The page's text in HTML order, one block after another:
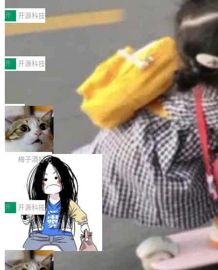
MPComm将作为一种传输引擎接入Mooncake T
ENT，实现零拷贝传输性能提升30%、非零拷贝
传输性能最高提升5倍。UCL-MPComm底层基
于自研UCL-Engine通信引擎，后续腾讯网平将
持续开源更多基于UCL-Engine的高性能通信组
件。 腾讯网平团队在UCL-MPComm中实现了一
个独立于业务线程的全局通信引擎（Engine），
型案例入选名单》，深信服“面向企业研发场景的
开源 AI 编程平台 CoStrict 应用”凭借卓越的技术
创新与落地成效成功入选。 全链路私有化部署，
助力企业AI研发安全落地 当前，越来越多企业已
经开始引入 AI Coding 工具，通过调用公有云模
型或企业内部部署模型提升研发效率。但随着 AI
Coding 从个人辅助工具逐步走向团队级、组织
级应用，企业在规模化落地过程中，对安全性、
可控性和代码质量提出了更高要求。 首先是数据
安全与合规要求。对于大多数普通研发场景，公
有云模型能够满足快速试用和效率提升的需求。
但对于金融、能源、医疗等对数据安全要求较...
开 开源科技
深信服AI算力网关入选工信部人工智能
前不久，工业和信息化部正式发布《2025年人工
智能应用典型案例名单》，集中展示人工智能在
各领域的应用成果，覆盖技术底座、行业赋能、
产品应用、支撑保障、专题等五大方向。深信服
AI算力网关（AI创新平台）成功入选！ 随着各行
各业的Agent走向规模化建设，算力构成形态逐
渐丰富，用户关注的重点也在发生变化：不只是
让AI用起来，还要进一步看清混合算力时代下，
Token花在哪里、算力是否被充分利用，以及持
续增长的AI成本该如何优化。 深信服AI算力网关
正是围绕这些实际问题，从Token治理和成本治
理两个方面，让用户的每一份算力都看得清、管
得住、用得稳、省得下、更安全！ 一、从现在开
始，Token使用一目...
开 开源科技
Jeff Dean 离开 Google：一个时代的结
束，一个实验室的开始
Google 员工编号 20。MapReduce 作者之一。
Bigtable 作者之一。TensorFlow 的作者之一。
Gemini 的架构师。Google 首席科学家。 Jeff D
ean 在 Google 工作了 27 年后，宣布离职。 他
不是一个人走。一同离开的还有 Sanjay Ghema
wat（Google 员工编号 23，Jeff Dean 二十多
年的编程搭档，MapReduce 和 Bigtable 的共同
作者）、Quoc Le（Google 大脑核心成员，Se
q2Seq 和 DocAI 的共同发明人）以及 Oriol Vin
yals（Gemini 联合负责人，AlphaSta...
局
🔥 SolonCode v2026.8.4 发布：界面
字体可调、22 种语言、记忆搜索增强
打开终端就能上岗的全中文编码智能体，这一轮
把「看得清、用母语、记得住」三件事一次补
齐。 SolonCode 是什么 SolonCode 是杭州无
耳科技研发的企业级终端编码智能体——一位全
中文驱动的数字员工，自主理解需求、规划步
骤、编写代码。不挑模型、不挑平台，curl 一行
装完即用。 开源地址：Gitee · GitCode · GitHu
b 安装 支持 Java 8+（8~26）、macOS / Linu
x / Windows / Harmony PC。 # macOS / Linu
x / Harmony PC curl -fsSL https://solon.noea
r.org/solon...
梅子酒好吃
让“代码语义理解”深度释放AI Coding
价值潜能：华为云码道（CodeArts）
代码仓技术解析
一、代码仓深度理解技术的作用与价值 在软件工
程实践中，代码仓是企业核心知识资产的主要载
体。企业级代码仓库通常包含数十万乃至数百万
个文件，其规模远超单次模型调用可承载的上下
文窗口。随着项目规模的持续扩张与代码历史的
不断累积，代码仓中的模块关系、接口契约、业
务逻辑等关键信息往往分散于数十乃至数百个文
开 开源科技
一条“删库”命令跑 17 小时，算法工程
师删光 89TB 数据只为干私活
最高人民检察院8月4日公布了一起案件：北京一
名90后算法工程师王某，为了给自己接的私活腾
服务器空间，删光了公司AI游戏部门的全部核心
局